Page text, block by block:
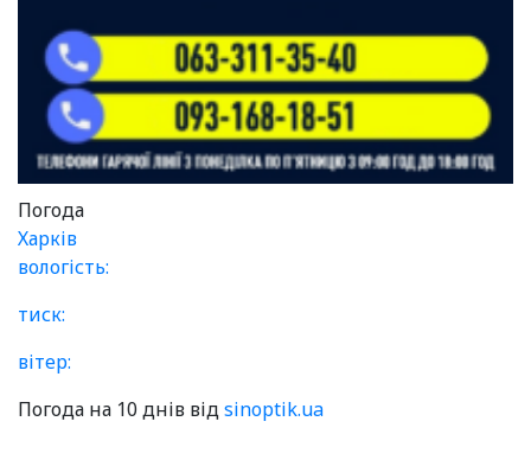
Погода
Харків
вологість:
тиск:
вітер:
Погода на 10 днів відsinoptik.ua